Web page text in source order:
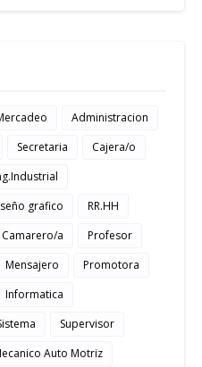
Administracion
Secretaria
Cajera/o
grafico
RR.HH
Camarero/a
Profesor
Mensajero
Promotora
Informatica
Supervisor
Auto Motriz